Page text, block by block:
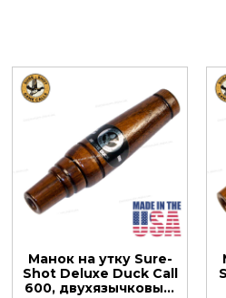
Манок на утку Sure-
Shot Deluxe Duck Call
600, двухязычковый.